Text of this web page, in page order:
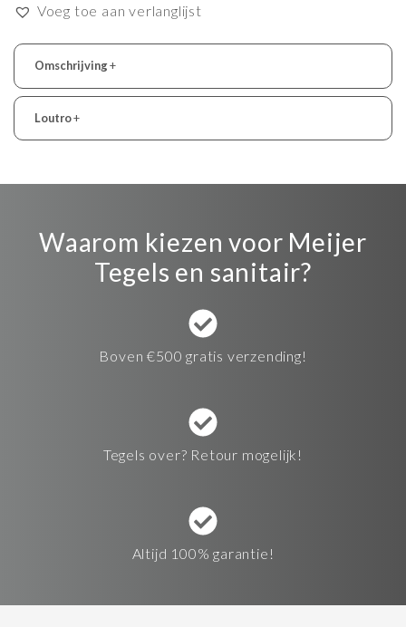
Voeg toe aan verlanglijst
Omschrijving+
Loutro+
Waarom kiezen voor Meijer
Tegels en sanitair?
Boven €500 gratis verzending!
Tegels over? Retour mogelijk!
Altijd 100% garantie!